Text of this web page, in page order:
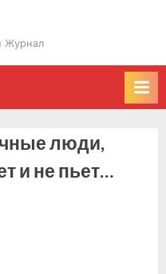
Журнал
люди,
и не пьет…